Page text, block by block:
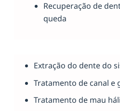
Recuperação de
queda
Extração do dente do
Tratamento de canal e
Tratamento de mau